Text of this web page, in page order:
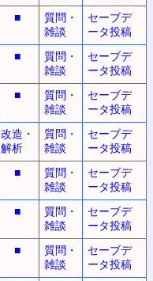
■
質問・
雑談
セーブデ
ータ投稿
■
質問・
雑談
セーブデ
ータ投稿
■
質問・
雑談
セーブデ
ータ投稿
改造・
解析
質問・
雑談
セーブデ
ータ投稿
■
質問・
雑談
セーブデ
ータ投稿
■
質問・
雑談
セーブデ
ータ投稿
■
質問・
雑談
セーブデ
ータ投稿